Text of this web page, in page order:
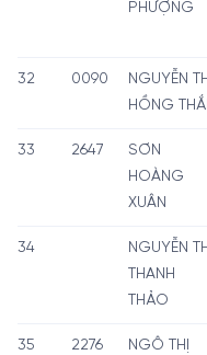
PHƯỢNG
32 0090
NGUYỄN THỊ
HỒNG
33 2647
SƠN
HOÀNG
XUÂN
34
NGUYỄN THỊ
THANH
THẢO
35 2276
NGÔ THỊ